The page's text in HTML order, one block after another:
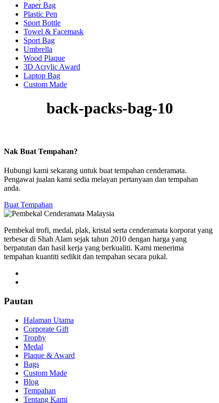
Paper Bag
Plastic Pen
Sport Bottle
Towel & Facemask
Sport Bag
Umbrella
Wood Plaque
3D Acrylic Award
Laptop Bag
Custom Made
back-packs-bag-10
Nak Buat Tempahan?
Hubungi kami sekarang untuk buat tempahan cenderamata.
Pengawai jualan kami sedia melayan pertanyaan dan tempahan
anda.
Buat Tempahan
Pembekal trofi, medal, plak, kristal serta cenderamata korporat yang
terbesar di Shah Alam sejak tahun 2010 dengan harga yang
berpatutan dan hasil kerja yang berkualiti. Kami menerima
tempahan kuantiti sedikit dan tempahan secara pukal.
Pautan
Halaman Utama
Corporate Gift
Trophy
Medal
Plaque & Award
Bags
Custom Made
Blog
Tempahan
Tentang Kami